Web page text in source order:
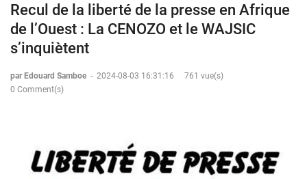
Recul de la liberté de la presse en Afrique
de l’Ouest : La CENOZO et le WAJSIC
s’inquiètent
par Edouard Samboe - 2024-08-03 16:31:16
761 vue(s)
0 Comment(s)